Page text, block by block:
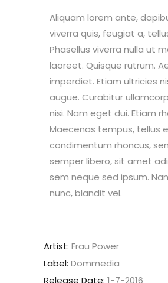
Aliquam lorem ante,
viverra quis, feugiat a,
Phasellus viverra nulla ut
laoreet. Quisque rutrum.
imperdiet. Etiam ultricies
augue. Curabitur
nisi. Nam eget dui. Etiam
Maecenas tempus, tellus
condimentum rhoncus,
semper libero, sit amet
sem neque sed ipsum.
nunc, blandit vel.
Artist: Frau Power
Label: Dommedia
Release Date: 1-7-2016